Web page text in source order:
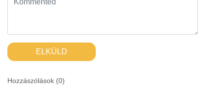
ELKÜLD
Hozzászólások (0)